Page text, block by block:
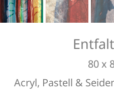
80 x
Acryl, Pastell &